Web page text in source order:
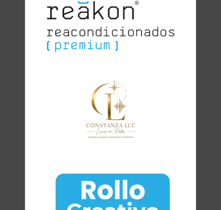
Club Oratoria Málaga